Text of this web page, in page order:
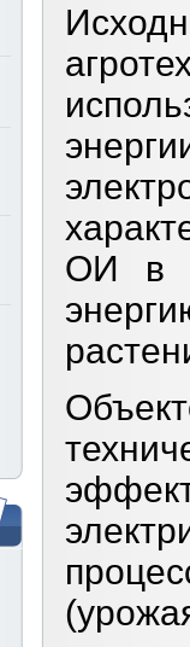
ОИ в